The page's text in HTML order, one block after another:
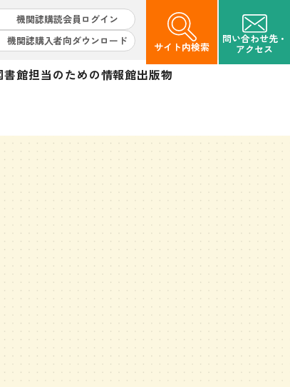
機関誌購読会員ログイン
機関誌購入者向ダウンロード サイト内検索
問い合わせ先・
アクセス
書館担当のための情報館出版物